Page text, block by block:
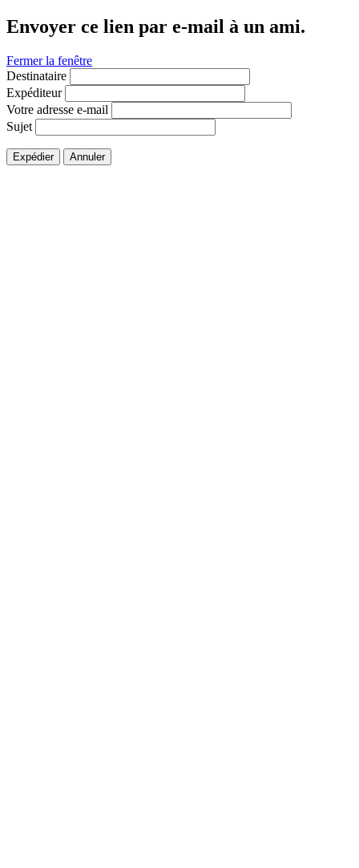
Envoyer ce lien par e-mail à un ami.
Fermer la fenêtre
Destinataire
Expéditeur
Votre adresse e-mail
Sujet
Expédier Annuler